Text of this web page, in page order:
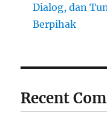
Dialog, dan
Berpihak
Recent